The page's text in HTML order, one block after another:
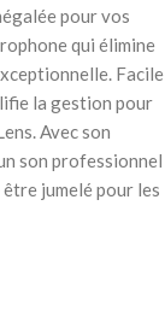
pour vos
qui élimine
Facile
la gestion pour
Avec son
son professionnel
jumelé pour les